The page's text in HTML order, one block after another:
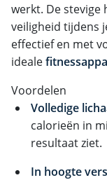
werkt. De stevige
veiligheid tijdens
effectief en met
ideale
Voordelen
Volledige
calorieën in
resultaat ziet.
In hoogte